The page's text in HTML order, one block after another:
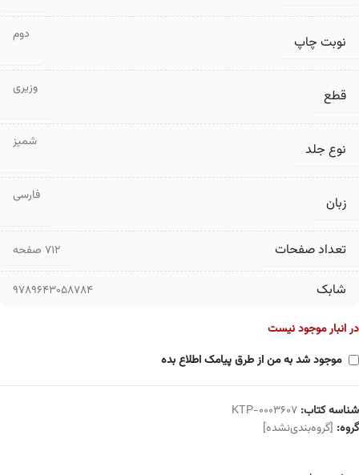
نوبت چاپ دوم
قطع وزیری
نوع جلد شمیز
زبان فارسی
تعداد صفحات ۷۱۲ صفحه
شابک 9789643058784
در انبار موجود نیست
موجود شد به من از طرق پیامک اطلاع بده
شناسه کتاب: KTP-0003607
گروه: [گروه‌بندی‌نشده]